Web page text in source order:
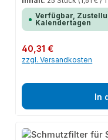
Verfügbar,
Kalendertagen
Regulärer Preis:
40,31 €
zzgl. Versandkosten
In